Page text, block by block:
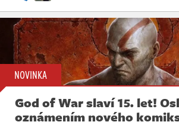
NOVINKA
God of War slaví 15. let!
oznámením nového